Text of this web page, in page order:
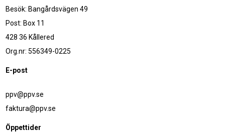
Besök: Bangårdsvägen 49
Post: Box 11
428 36 Kållered
Org.nr: 556349-0225
E-post
ppv@ppv.se
faktura@ppv.se
Öppettider